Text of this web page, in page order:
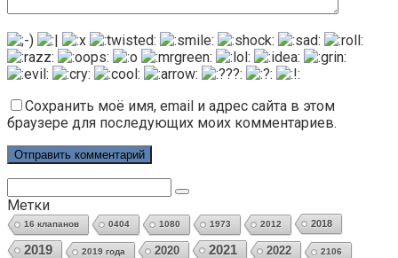
Сохранить моё имя, email и адрес сайта в этом
браузере для последующих моих комментариев.
Метки
16 клапанов 0404 1080 1973 2012 2018
2019 2019 года 2020 2021 2022 2106